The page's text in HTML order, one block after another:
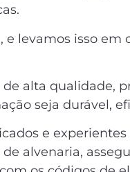
levamos isso em
alta qualidade,
seja durável,
e
alvenaria,